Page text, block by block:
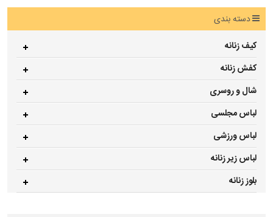
دسته بندی
کیف زنانه
کفش زنانه
شال و روسری
لباس مجلسی
لباس ورزشی
لباس زیر زنانه
بلوز زنانه